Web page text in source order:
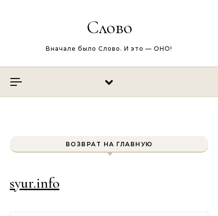
Слово
Вначале было Слово. И это — ОНО!
ВОЗВРАТ НА ГЛАВНУЮ
syur.info